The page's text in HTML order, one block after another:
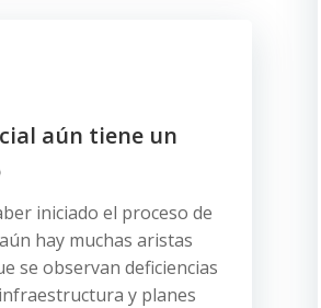
aún tiene un
iniciado el proceso de
hay muchas aristas
se observan deficiencias
y planes